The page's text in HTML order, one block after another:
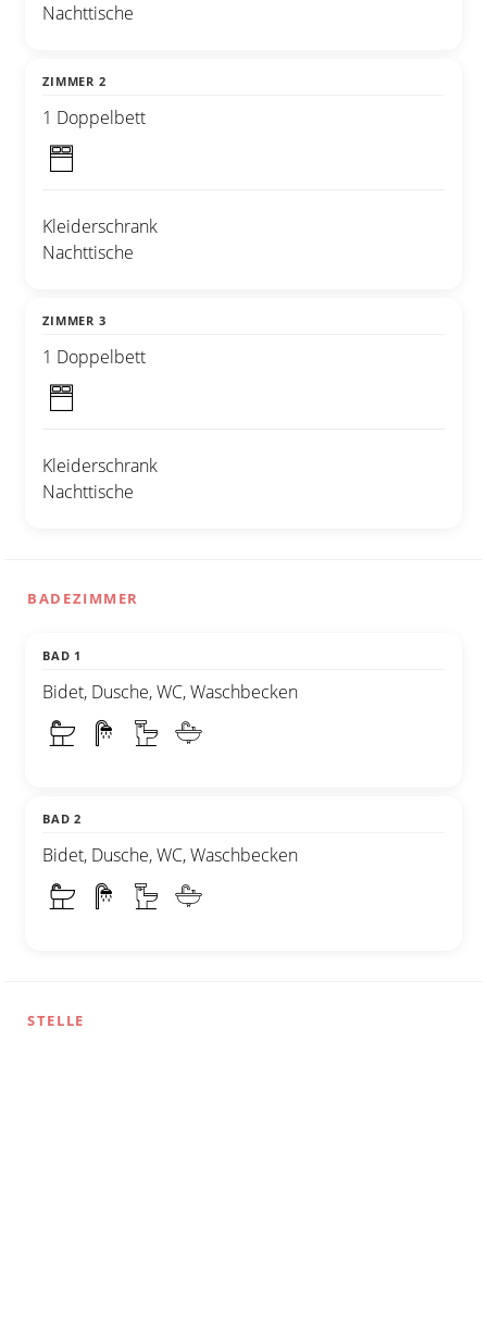
Nachttische
ZIMMER 2
1 Doppelbett
Kleiderschrank
Nachttische
ZIMMER 3
1 Doppelbett
Kleiderschrank
Nachttische
BADEZIMMER
BAD 1
Bidet, Dusche, WC, Waschbecken
BAD 2
Bidet, Dusche, WC, Waschbecken
STELLE